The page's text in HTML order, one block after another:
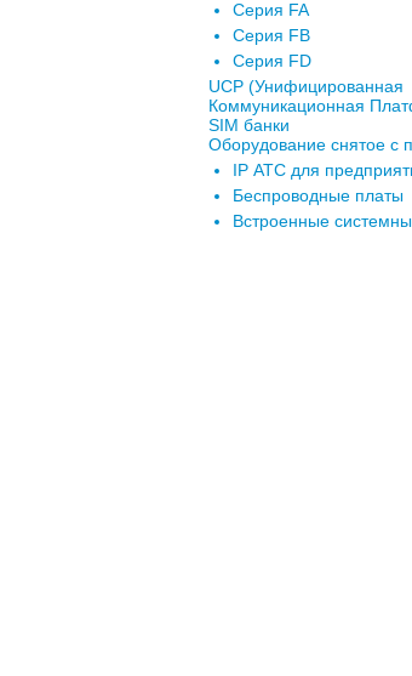
Серия FA
Серия FB
Серия FD
UCP (Унифицированная
Коммуникационная
SIM банки
Оборудование снятое с
IP АТС для
Беспроводные платы
Встроенные